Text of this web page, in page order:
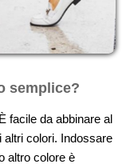
semplice?
facile da abbinare al
altri colori. Indossare
altro colore è